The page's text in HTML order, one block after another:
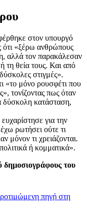
στον υπουργό
ότι «ξέρω ανθρώπους
αλλά τον παρακάλεσαν
τη θεία τους. Και από
στιγμές».
«το μόνο ρουσφέτι που
τονίζοντας πως όταν
δύσκολη κατάσταση,
για την
ρωτήσει ούτε τι
μόνον τι χρειάζονται.
ή κομματικά».
δημοσιογράφους του
πηγή στη